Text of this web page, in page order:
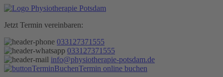
Zum
springen
Jetzt Termin vereinbaren:
033127371555
033127371555
info@physiotherapie-potsdam.de
Termin online buchen